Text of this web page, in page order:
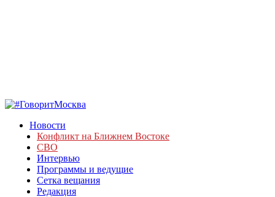
Новости
Конфликт на Ближнем Востоке
СВО
Интервью
Программы и ведущие
Сетка вещания
Редакция